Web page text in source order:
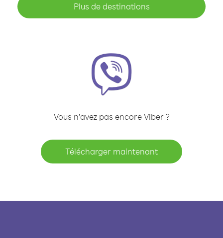
Plus de destinations
Vous n’avez pas encore Viber ?
Télécharger maintenant